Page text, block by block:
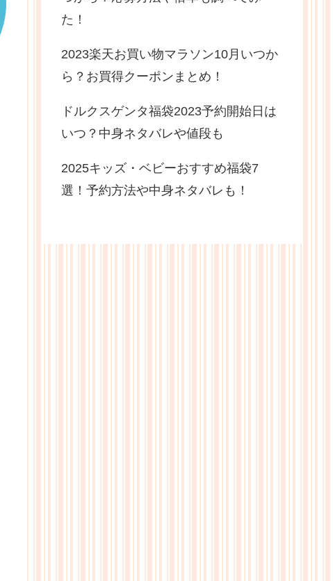
た！
2023楽天お買い物マラソン10月いつか
ら？お買得クーポンまとめ！
ドルクスゲンタ福袋2023予約開始日は
いつ？中身ネタバレや値段も
2025キッズ・ベビーおすすめ福袋7
選！予約方法や中身ネタバレも！